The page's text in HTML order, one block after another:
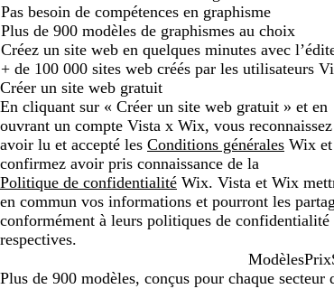
Pas besoin de compétences en graphisme
Plus de 900 modèles de graphismes au choix
Créez un site web en quelques minutes avec
+ de 100 000 sites web créés par les utilisateurs
Créer un site web gratuit
En cliquant sur « Créer un site web gratuit » et en
ouvrant un compte Vista x Wix, vous reconnaissez
avoir lu et accepté les Conditions générales Wix et
confirmez avoir pris connaissance de la
Politique de confidentialité Wix. Vista et Wix
en commun vos informations et pourront les
conformément à leurs politiques de confidentialité
respectives.
ModèlesPrix
Plus de 900 modèles, conçus pour chaque